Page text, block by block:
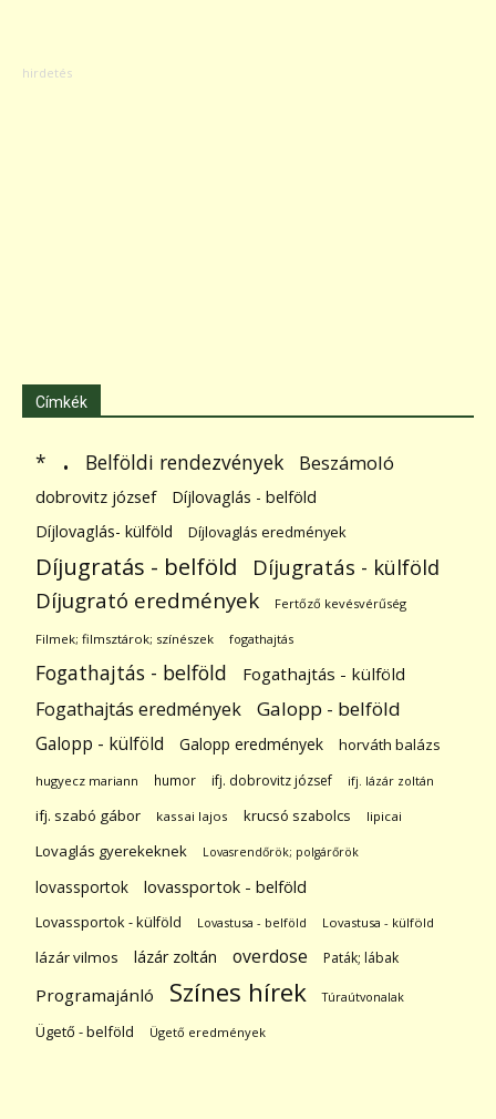
Címkék
* . Belföldi rendezvények Beszámoló
dobrovitz józsef
Díjlovaglás - belföld
Díjlovaglás- külföld
Díjlovaglás eredmények
Díjugratás - belföld Díjugratás - külföld
Díjugrató eredmények Fertőző kevésvérűség
Filmek; filmsztárok; színészek fogathajtás
Fogathajtás - belföld Fogathajtás - külföld
Fogathajtás eredmények Galopp - belföld
Galopp - külföld Galopp eredmények horváth balázs
hugyecz mariann humor ifj. dobrovitz józsef ifj. lázár zoltán
ifj. szabó gábor kassai lajos krucsó szabolcs lipicai
Lovaglás gyerekeknek Lovasrendőrök; polgárőrök
lovassportok lovassportok - belföld
Lovassportok - külföld Lovastusa - belföld Lovastusa - külföld
lázár vilmos lázár zoltán overdose Paták; lábak
Programajánló Színes hírek Túraútvonalak
Ügető - belföld Ügető eredmények